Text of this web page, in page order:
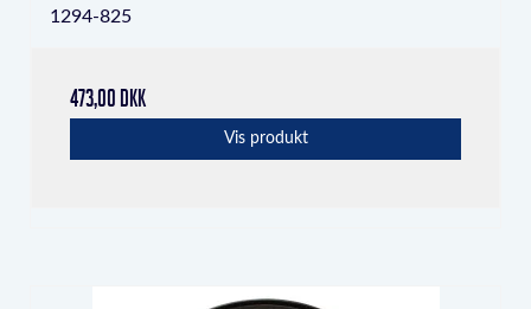
1294-825
473,00 DKK
Vis produkt